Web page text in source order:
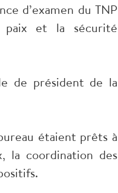
d’examen du TNP
paix et la sécurité
de président de la
étaient prêts à
la coordination des